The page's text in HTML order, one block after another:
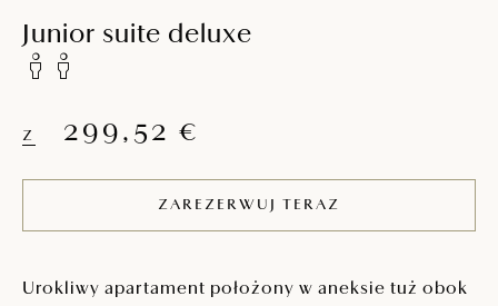
Junior suite deluxe
Z 299,52 €
ZAREZERWUJ TERAZ
Urokliwy apartament położony w aneksie tuż obok